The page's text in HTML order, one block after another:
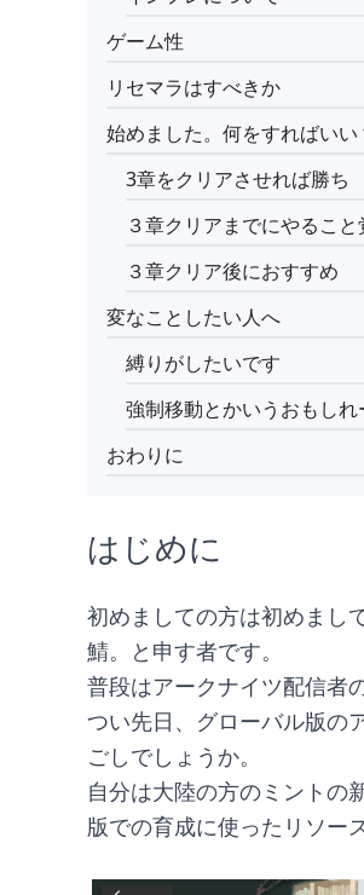
ゲーム性
リセマラはすべきか
始めました。何をすればいい
3章をクリアさせれば勝ち
３章クリアまでにやること
３章クリア後におすすめ
変なことしたい人へ
縛りがしたいです
強制移動とかいうおもしれ
おわりに
はじめに
初めましての方は初めまして
鯖。と申す者です。
普段はアークナイツ配信者
つい先日、グローバル版の
ごしでしょうか。
自分は大陸の方のミントの
版での育成に使ったリソー